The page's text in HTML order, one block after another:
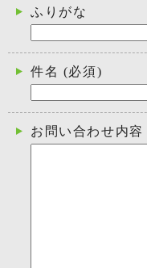
ふりがな
件名 (必須)
お問い合わせ内容